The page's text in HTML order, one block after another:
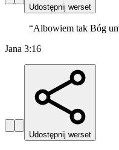
Udostępnij werset
“Albowiem tak Bóg
Jana 3:16
Udostępnij werset